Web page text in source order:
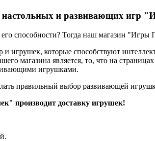
настольных и развивающих игр
способности? Тогда наш магазин "Игры
которые способствуют
магазина является, то, что на
игрушками.
правильный выбор развивающей
производит доставку игрушек!